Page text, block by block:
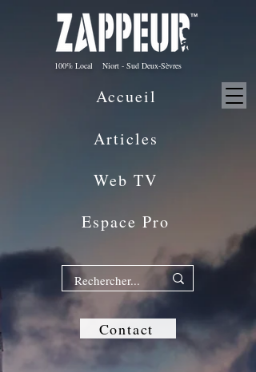
100% Local Niort - Sud Deux-Sèvres
Contact
Articles
Web TV
Espace Pro
Accueil